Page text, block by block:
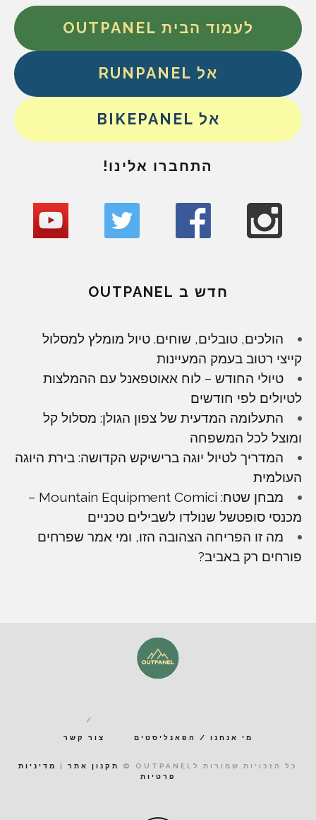
לעמוד הבית OUTPANEL
אל RUNPANEL
אל BIKEPANEL
התחברו אלינו!
חדש ב OUTPANEL
הולכים, טובלים, שוחים. טיול מומלץ למסלול
קייצי רטוב בעמק המעיינות
טיולי החודש – לוח אאוטפאנל עם ההמלצות
לטיולים לפי חודשים
התעלומה המדעית של צפון הגולן: מסלול קל
ומוצל לכל המשפחה
המדריך לטיול יוגה ברישיקש הקדושה: בירת היוגה
העולמית
מבחן שטח: Mountain Equipment Comici –
מכנסי סופטשל שנולדו לשבילים טכניים
מה זו הפריחה הצהובה הזו, ומי אמר שפרחים
פורחים רק באביב?
מי אנחנו / הפאנליסטים צור קשר
כל הזכויות שמורות לOUTPANEL © תקנון אתר |
מדיניות
פרטיות